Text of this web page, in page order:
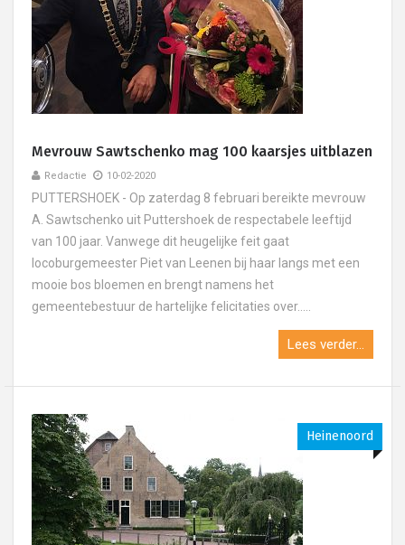
Mevrouw Sawtschenko mag 100 kaarsjes uitblazen
Redactie 10-02-2020
PUTTERSHOEK - Op zaterdag 8 februari bereikte mevrouw
A. Sawtschenko uit Puttershoek de respectabele leeftijd
van 100 jaar. Vanwege dit heugelijke feit gaat
locoburgemeester Piet van Leenen bij haar langs met een
mooie bos bloemen en brengt namens het
gemeentebestuur de hartelijke felicitaties over.....
Lees verder...
Heinenoord